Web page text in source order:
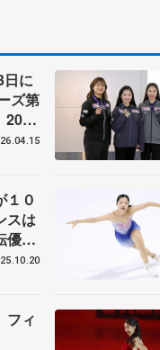
に
ズ第
ト連
１０
スは
優
最終
フィ